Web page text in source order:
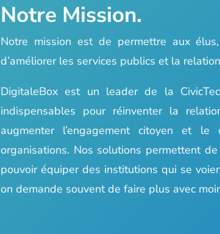
Notre Mission.
Notre mission est de permettre aux
d’améliorer les services publics et la
DigitaleBox est un leader de la
indispensables pour réinventer la
augmenter l’engagement citoyen et le
organisations. Nos solutions permettent
pouvoir équiper des institutions qui se
on demande souvent de faire plus avec